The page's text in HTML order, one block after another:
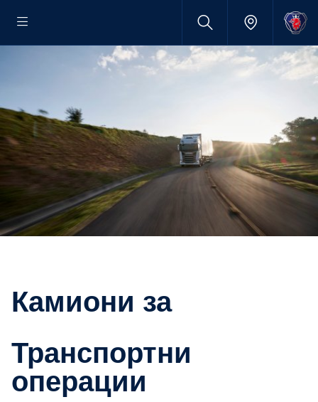
Камиони за
транспортни
операции